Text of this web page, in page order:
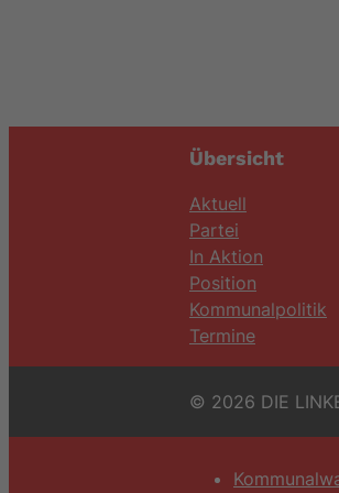
Übersicht
Aktuell
Partei
In Aktion
Position
Kommunalpolitik
Termine
© 2026 DIE